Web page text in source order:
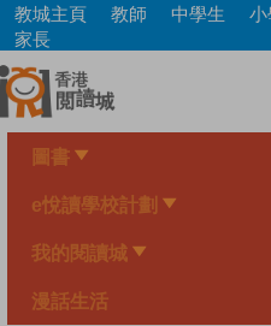
Skip
main
content
教城主頁 教師 中學生
家長
圖書
e悅讀學校計劃
我的閱讀城
漫話生活